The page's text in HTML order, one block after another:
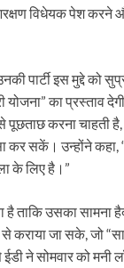
विधेयक पेश करने
पार्टी इस मुद्दे को
योजना” का प्रस्ताव
पूछताछ करना चाहती है,
कर सकें। उन्होंने कहा,
के लिए है।”
है ताकि उसका सामना
कराया जा सके, जो
ने सोमवार को मनी